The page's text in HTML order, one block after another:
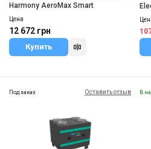
Harmony AeroMax Smart
Цена
12 672 грн
Купить
Под заказ Оставить отзыв В